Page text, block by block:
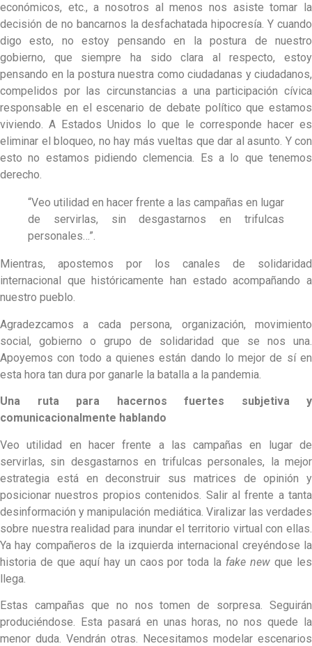
económicos, etc., a nosotros al menos nos asiste tomar la
decisión de no bancarnos la desfachatada hipocresía. Y cuando
digo esto, no estoy pensando en la postura de nuestro
gobierno, que siempre ha sido clara al respecto, estoy
pensando en la postura nuestra como ciudadanas y ciudadanos,
compelidos por las circunstancias a una participación cívica
responsable en el escenario de debate político que estamos
viviendo. A Estados Unidos lo que le corresponde hacer es
eliminar el bloqueo, no hay más vueltas que dar al asunto. Y con
esto no estamos pidiendo clemencia. Es a lo que tenemos
derecho.
“Veo utilidad en hacer frente a las campañas en lugar
de servirlas, sin desgastarnos en trifulcas
personales…”.
Mientras, apostemos por los canales de solidaridad
internacional que históricamente han estado acompañando a
nuestro pueblo.
Agradezcamos a cada persona, organización, movimiento
social, gobierno o grupo de solidaridad que se nos una.
Apoyemos con todo a quienes están dando lo mejor de sí en
esta hora tan dura por ganarle la batalla a la pandemia.
Una ruta para hacernos fuertes subjetiva y
comunicacionalmente hablando
Veo utilidad en hacer frente a las campañas en lugar de
servirlas, sin desgastarnos en trifulcas personales, la mejor
estrategia está en deconstruir sus matrices de opinión y
posicionar nuestros propios contenidos. Salir al frente a tanta
desinformación y manipulación mediática. Viralizar las verdades
sobre nuestra realidad para inundar el territorio virtual con ellas.
Ya hay compañeros de la izquierda internacional creyéndose la
historia de que aquí hay un caos por toda la fake new que les
llega.
Estas campañas que no nos tomen de sorpresa. Seguirán
produciéndose. Esta pasará en unas horas, no nos quede la
menor duda. Vendrán otras. Necesitamos modelar escenarios